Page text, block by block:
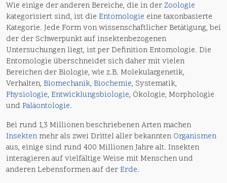
Wie einige der anderen Bereiche, die in derZoologie
kategorisiert sind, ist die Entomologie eine taxonbasierte
Kategorie. Jede Form von wissenschaftlicher Betätigung, bei
der der Schwerpunkt auf insektenbezogenen
Untersuchungen liegt, ist per Definition Entomologie. Die
Entomologie überschneidet sich daher mit vielen
Bereichen der Biologie, wie z.B. Molekulargenetik,
Verhalten, Biomechanik, Biochemie, Systematik,
Physiologie, Entwicklungsbiologie, Ökologie, Morphologie
und Paläontologie.
Bei rund 1,3 Millionen beschriebenen Arten machen
Insekten mehr als zwei Drittel aller bekannten Organismen
aus, einige sind rund 400 Millionen Jahre alt. Insekten
interagieren auf vielfältige Weise mit Menschen und
anderen Lebensformen auf der Erde.